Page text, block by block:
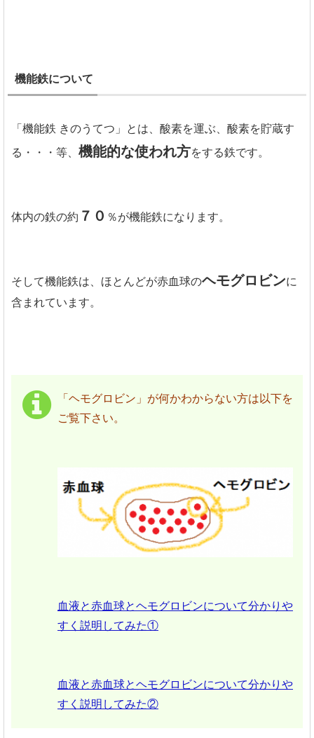
機能鉄について
「機能鉄 きのうてつ」とは、酸素を運ぶ、酸素を貯蔵す
る・・・等、 機能的な使われ方をする鉄です。
体内の鉄の約 ７０ ％が機能鉄になります。
そして機能鉄は、ほとんどが赤血球のヘモグロビンに
含まれています。
「ヘモグロビン」が何かわからない方は以下を
ご覧下さい。
血液と赤血球とヘモグロビンについて分かりや
すく説明してみた①
血液と赤血球とヘモグロビンについて分かりや
すく説明してみた②